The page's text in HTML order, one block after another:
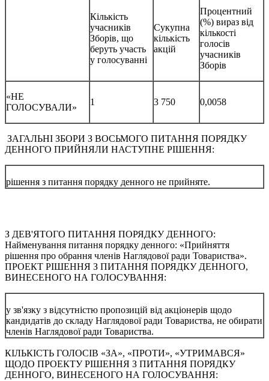
Кількість
учасників
Зборів, що
беруть участь
у голосуванні
Сукупна
кількість
акцій
Процентний
(%) вираз від
кількості
голосів
учасників
Зборів
«НЕ
ГОЛОСУВАЛИ»
1 3 750 0,0058
ЗАГАЛЬНІ ЗБОРИ З ВОСЬМОГО ПИТАННЯ ПОРЯДКУ
ДЕННОГО ПРИЙНЯЛИ НАСТУПНЕ РІШЕННЯ:
рішення з питання порядку денного не прийняте.
З ДЕВ'ЯТОГО ПИТАННЯ ПОРЯДКУ ДЕННОГО:
Найменування питання порядку денного: «Прийняття
рішення про обрання членів Наглядової ради Товариства».
ПРОЕКТ РІШЕННЯ З ПИТАННЯ ПОРЯДКУ ДЕННОГО,
ВИНЕСЕНОГО НА ГОЛОСУВАННЯ:
у зв'язку з відсутністю пропозицій від акціонерів щодо
кандидатів до складу Наглядової ради Товариства, не обирати
членів Наглядової ради Товариства.
КІЛЬКІСТЬ ГОЛОСІВ «ЗА», «ПРОТИ», «УТРИМАВСЯ»
ЩОДО ПРОЕКТУ РІШЕННЯ З ПИТАННЯ ПОРЯДКУ
ДЕННОГО, ВИНЕСЕНОГО НА ГОЛОСУВАННЯ: